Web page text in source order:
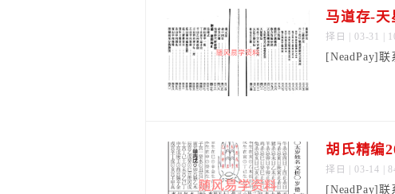
择日 | 03-31 |
[NeadPay]
胡氏精编
择日 | 03-14 |
[NeadPay]